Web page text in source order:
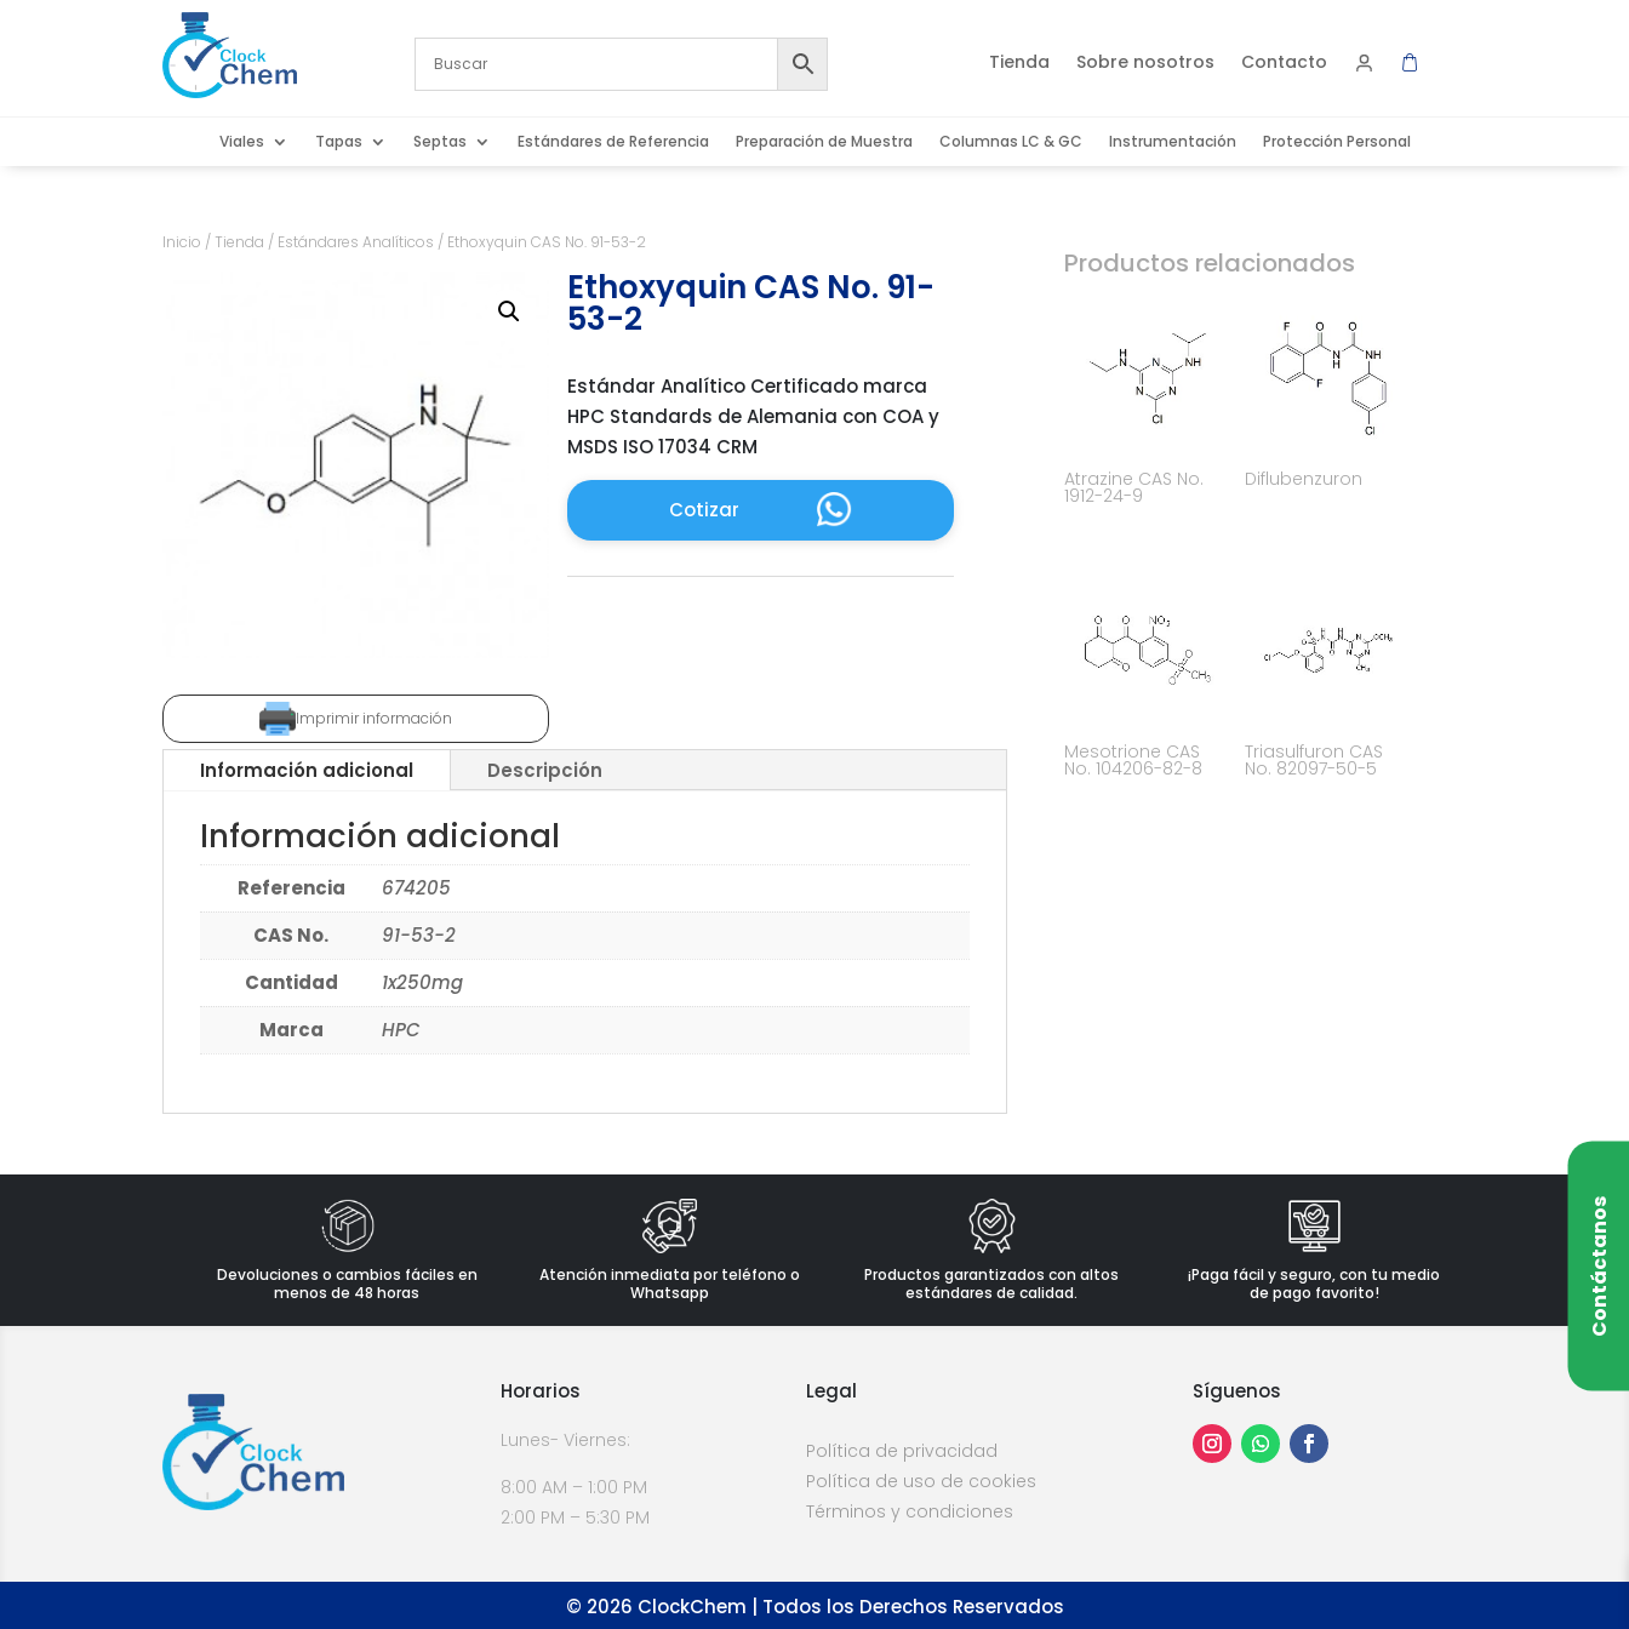
Tienda Sobre nosotros Contacto
Viales Tapas Septas Estándares de Referencia Preparación de Muestra Columnas LC & GC Instrumentación Protección Personal
Inicio / Tienda / Estándares Analíticos / Ethoxyquin CAS No. 91-53-2
Imprimir información
Ethoxyquin CAS No. 91-
53-2
Estándar Analítico Certificado marca
HPC Standards de Alemania con COA y
MSDS ISO 17034 CRM
Cotizar
Información adicional Descripción
Información adicional
Referencia
674205
CAS No.
91-53-2
Cantidad
1x250mg
Marca
HPC
Productos relacionados
Atrazine CAS No.
1912-24-9
Diflubenzuron
Mesotrione CAS
No. 104206-82-8
Triasulfuron CAS
No. 82097-50-5
Devoluciones o cambios fáciles en
menos de 48 horas
Atención inmediata por teléfono o
Whatsapp
Productos garantizados con altos
estándares de calidad.
¡Paga fácil y seguro, con tu medio
de pago favorito!
Contáctanos
Horarios
Lunes- Viernes:
8:00 AM – 1:00 PM
2:00 PM – 5:30 PM
Legal
Política de privacidad
Política de uso de cookies
Términos y condiciones
Síguenos
© 2026 ClockChem | Todos los Derechos Reservados